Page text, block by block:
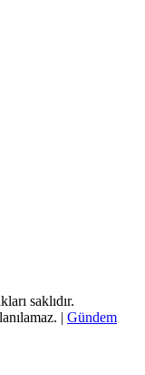
saklıdır.
| Gündem